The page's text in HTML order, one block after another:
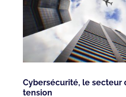
Cybersécurité, le secteur
tension